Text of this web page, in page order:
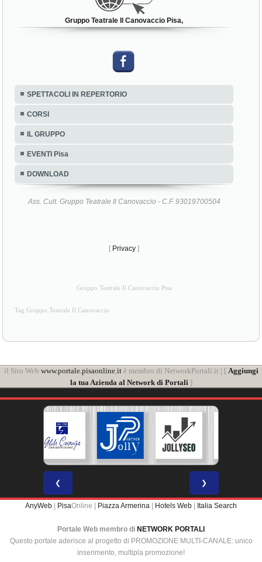
Gruppo Teatrale Il Canovaccio Pisa,
SPETTACOLI IN REPERTORIO
CORSI
IL GRUPPO
EVENTI Pisa
DOWNLOAD
Ass. Cult. Gruppo Teatrale Il Canovaccio - C.F. 93019700504
[ Privacy ]
Gruppo Teatrale Il Canovaccio Pisa
Tag Gruppo Teatrale Il Canovaccio
il Sito Web www.portale.pisaonline.itè membro di NetworkPortali.it | [ Aggiungi
la tua Azienda al Network di Portali ]
❮ ❯
AnyWeb | PisaOnline | Piazza Armerina | Hotels Web | Italia Search
Portale Web membro di NETWORK PORTALI
Questo portale aderisce al progetto di PROMOZIONE MULTI-CANALE: unico
inserimento, multipla promozione!